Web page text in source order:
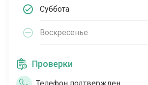
Суббота
Воскресенье
Проверки